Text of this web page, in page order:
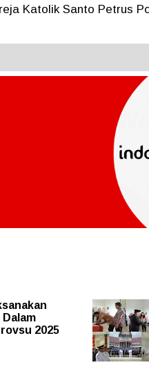
Katolik Santo Petrus
2025